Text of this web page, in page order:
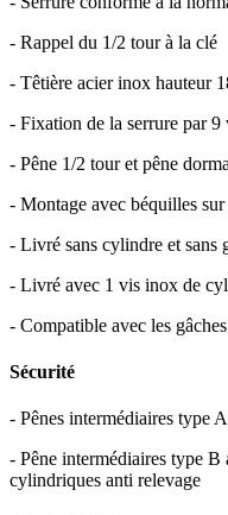
- Rappel du 1/2 tour à la clé
- Têtière acier inox hauteur
- Fixation de la serrure par
- Pêne 1/2 tour et pêne
- Montage avec béquilles sur
- Livré sans cylindre et sans
- Livré avec 1 vis inox de
- Compatible avec les
Sécurité
- Pênes intermédiaires type
- Pêne intermédiaires type B
cylindriques anti relevage